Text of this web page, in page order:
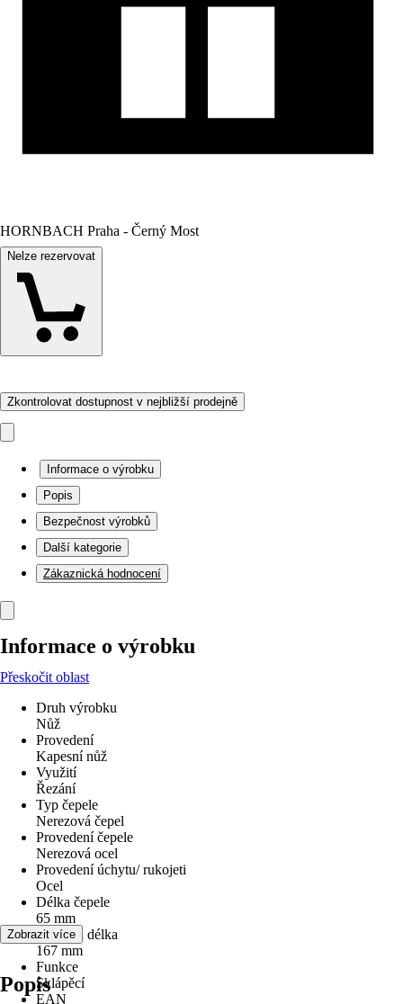
HORNBACH Praha - Černý Most
Nelze rezervovat
Zkontrolovat dostupnost v nejbližší prodejně
Informace o výrobku
Popis
Bezpečnost výrobků
Další kategorie
Zákaznická hodnocení
Informace o výrobku
Přeskočit oblast
Druh výrobku
Nůž
Provedení
Kapesní nůž
Využití
Řezání
Typ čepele
Nerezová čepel
Provedení čepele
Nerezová ocel
Provedení úchytu/ rukojeti
Ocel
Délka čepele
65 mm
Celková délka
167 mm
Funkce
Sklápěcí
EAN
Zobrazit více
Popis